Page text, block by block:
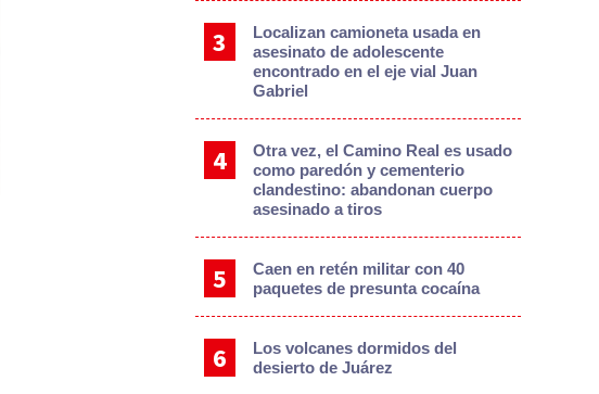
Localizan camioneta usada en
asesinato de adolescente
encontrado en el eje vial Juan
Gabriel
Otra vez, el Camino Real es usado
como paredón y cementerio
clandestino: abandonan cuerpo
asesinado a tiros
Caen en retén militar con 40
paquetes de presunta cocaína
Los volcanes dormidos del
desierto de Juárez